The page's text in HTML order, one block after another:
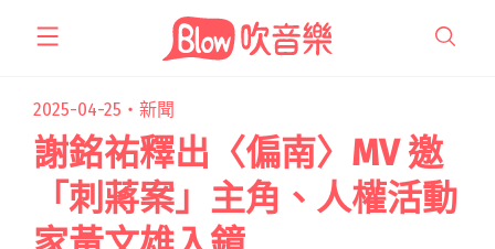
2025-04-25・ 新聞
謝銘祐釋出〈偏南〉MV 邀
「刺蔣案」主角、人權活動